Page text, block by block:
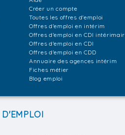
Créer un compte
Toutes les offres d'emploi
Offres d'emploi en intérim
Offres d'emploi en CDI
Offres d'emploi en CDI
Offres d'emploi en CDD
Annuaire des agences intérim
Fiches métier
Blog emploi